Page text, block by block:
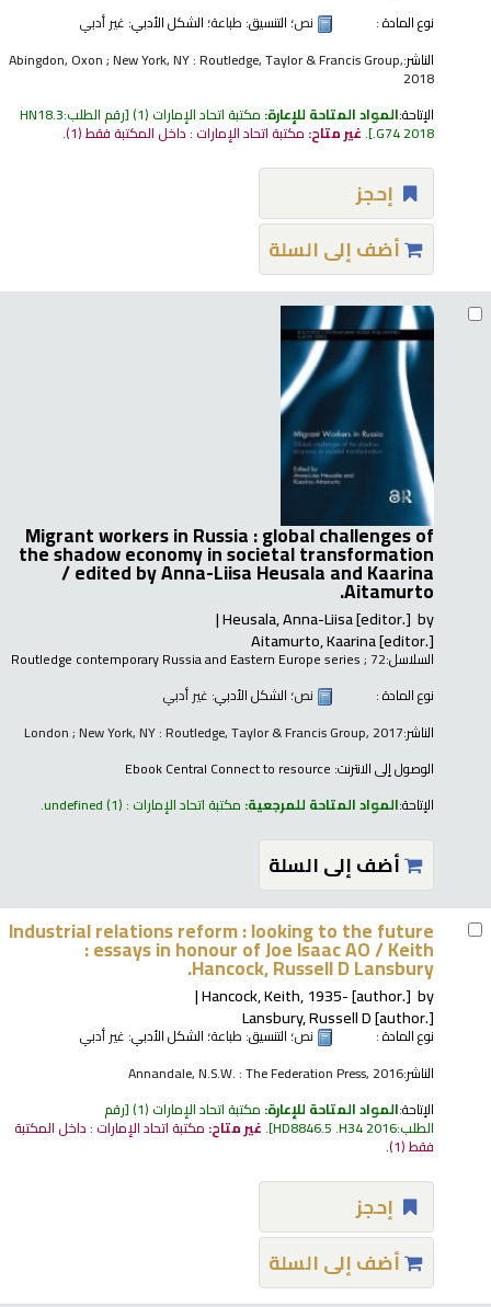
نوع المادة :
نص؛ التنسيق: طباعة؛ الشكل الأدبي: غير أدبي
الناشر:Abingdon, Oxon ; New York, NY : Routledge, Taylor & Francis Group,
2018
الإتاحة:المواد المتاحة للإعارة: مكتبة اتحاد الإمارات (1) رقم الطلب:HN18.3
.G74 2018
.غير متاح: مكتبة اتحاد الإمارات : داخل المكتبة فقط(1).
إحجز
أضف إلى السلة
Migrant workers in Russia : global challenges of
the shadow economy in societal transformation
/edited by Anna-Liisa Heusala and Kaarina
Aitamurto.
by
Heusala, Anna-Liisa[editor.]
Aitamurto, Kaarina[editor.]
السلاسل: Routledge contemporary Russia and Eastern Europe series; 72
نوع المادة :
نص؛ الشكل الأدبي: غير أدبي
الناشر:London ; New York, NY : Routledge, Taylor & Francis Group, 2017
الوصول إلى الانترنت: Ebook Central Connect to resource
الإتاحة:المواد المتاحة للمرجعية: مكتبة اتحاد الإمارات : undefined(1).
أضف إلى السلة
Industrial relations reform : looking to the future
: essays in honour of Joe Isaac AO /Keith
Hancock, Russell D Lansbury.
by
Hancock, Keith, 1935-[author.]
Lansbury, Russell D[author.]
نوع المادة : نص؛ التنسيق: طباعة؛ الشكل الأدبي: غير أدبي
الناشر:Annandale, N.S.W. : The Federation Press, 2016
الإتاحة:المواد المتاحة للإعارة: مكتبة اتحاد الإمارات (1) رقم
الطلب:HD8846.5 .H34 2016
.غير متاح: مكتبة اتحاد الإمارات : داخل المكتبة
فقط(1).
إحجز
أضف إلى السلة